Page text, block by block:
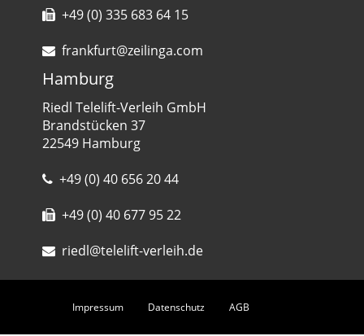
+49 (0) 335 683 64 15
frankfurt@zeilinga.com
Hamburg
Riedl Telelift-Verleih GmbH
Brandstücken 37
22549 Hamburg
+49 (0) 40 656 20 44
+49 (0) 40 677 95 22
riedl@telelift-verleih.de
Impressum Datenschutz AGB